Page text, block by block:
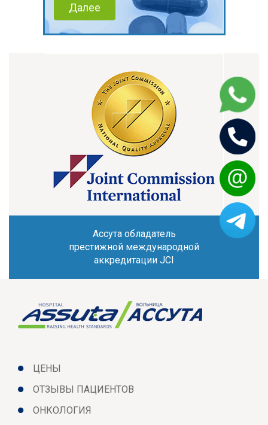
Далее
Ассута обладатель
престижной международной
аккредитации JCI
ЦЕНЫ
ОТЗЫВЫ ПАЦИЕНТОВ
ОНКОЛОГИЯ